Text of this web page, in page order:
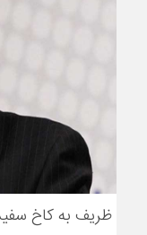
ظریف به کاخ